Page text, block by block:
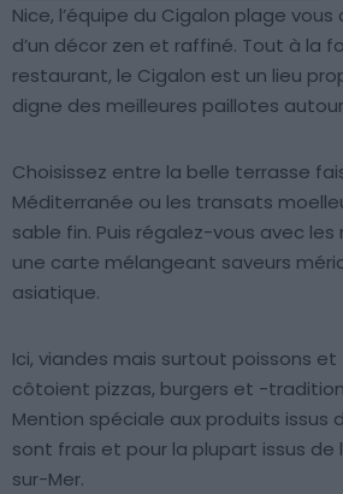
Nice, l’équipe du Cigalon plage vous
d’un décor zen et raffiné. Tout à la
restaurant, le Cigalon est un lieu
digne des meilleures paillotes
Choisissez entre la belle terrasse
Méditerranée ou les transats
sable fin. Puis régalez-vous avec
une carte mélangeant saveurs
asiatique.
Ici, viandes mais surtout poissons
côtoient pizzas, burgers et -
Mention spéciale aux produits issus
sont frais et pour la plupart issus
sur-Mer.